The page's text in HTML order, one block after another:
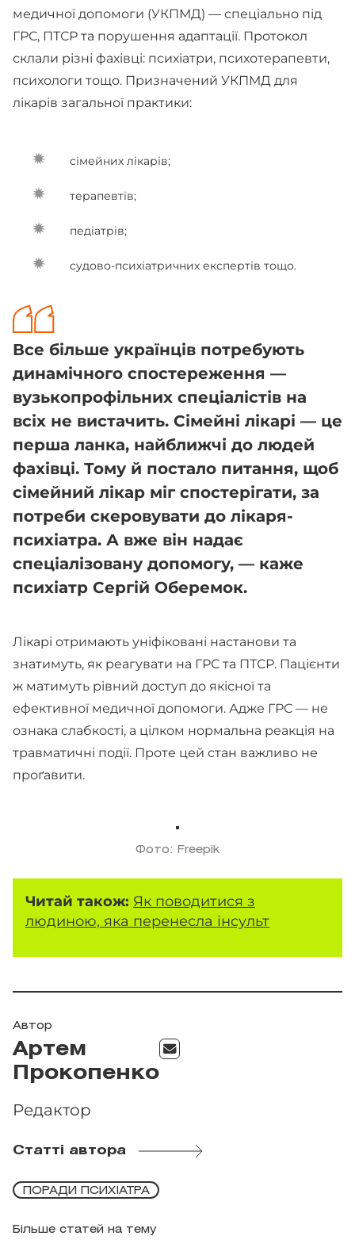
медичної допомоги (УКПМД) — спеціально під
ГРС, ПТСР та порушення адаптації. Протокол
склали різні фахівці: психіатри, психотерапевти,
психологи тощо. Призначений УКПМД для
лікарів загальної практики:
сімейних лікарів;
терапевтів;
педіатрів;
судово-психіатричних експертів тощо.
Все більше українців потребують
динамічного спостереження —
вузькопрофільних спеціалістів на
всіх не вистачить. Сімейні лікарі — це
перша ланка, найближчі до людей
фахівці. Тому й постало питання, щоб
сімейний лікар міг спостерігати, за
потреби скеровувати до лікаря-
психіатра. А вже він надає
спеціалізовану допомогу, — каже
психіатр Сергій Оберемок.
Лікарі отримають уніфіковані настанови та
знатимуть, як реагувати на ГРС та ПТСР. Пацієнти
ж матимуть рівний доступ до якісної та
ефективної медичної допомоги. Адже ГРС — не
ознака слабкості, а цілком нормальна реакція на
травматичні події. Проте цей стан важливо не
проґавити.
Фото: Freepik
Читай також: Як поводитися з
людиною, яка перенесла інсульт
Автор
Артем
Прокопенко
Редактор
Статті автора
Більше статей на тему
ПОРАДИ ПСИХІАТРА